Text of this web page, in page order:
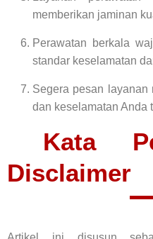
memberikan jaminan
Perawatan berkala
standar keselamatan
Segera pesan layanan
dan keselamatan Anda
Kata
Disclaimer